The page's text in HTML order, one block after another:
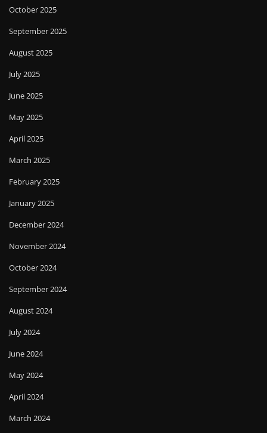
October 2025
September 2025
August 2025
July 2025
June 2025
May 2025
April 2025
March 2025
February 2025
January 2025
December 2024
November 2024
October 2024
September 2024
August 2024
July 2024
June 2024
May 2024
April 2024
March 2024